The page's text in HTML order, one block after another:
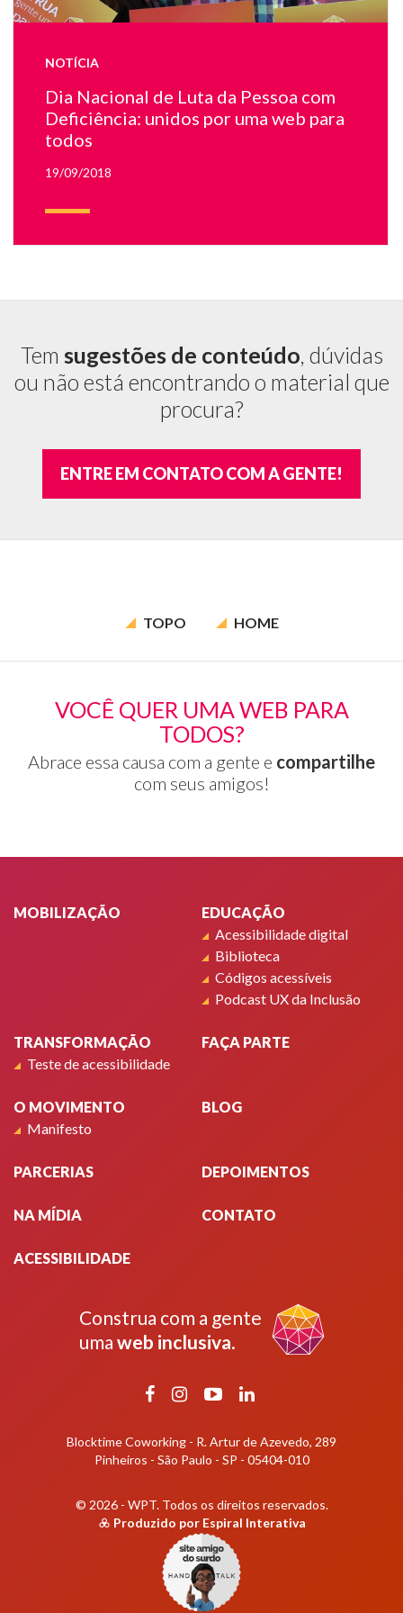
do
NOTÍCIA
Dia Nacional de Luta da Pessoa com
Deficiência: unidos por uma web para
todos
19/09/2018
Tem sugestões de conteúdo , dúvidas
ou não está encontrando o material que
procura?
ENTRE EM CONTATO COM A GENTE!
TOPO HOME
VOCÊ QUER UMA WEB PARA
TODOS?
Abrace essa causa com a gente e compartilhe
com seus amigos!
MOBILIZAÇÃO
EDUCAÇÃO
Acessibilidade digital
Biblioteca
Códigos acessíveis
Podcast UX da Inclusão
TRANSFORMAÇÃO
Teste de acessibilidade
FAÇA PARTE
O MOVIMENTO
Manifesto
BLOG
PARCERIAS DEPOIMENTOS
NA MÍDIA CONTATO
ACESSIBILIDADE
Construa com a gente
uma web inclusiva.
Facebook
Instagram
YouTubeLinkedIn
Blocktime Coworking - R. Artur de Azevedo, 289
Pinheiros - São Paulo - SP - 05404-010
© 2026 - WPT. Todos os direitos reservados.
Produzido por Espiral Interativa